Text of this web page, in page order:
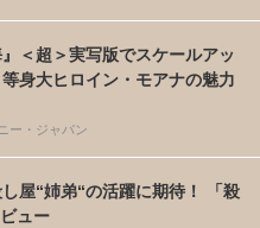
』＜超＞実写版でスケールアッ
身大ヒロイン・モアナの魅力
ー・ジャパン
屋“姉弟“の活躍に期待！ 「殺
ュー